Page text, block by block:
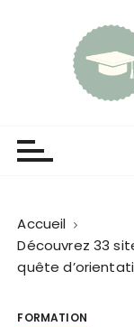
Accueil
Découvrez 33
quête
FORMATION